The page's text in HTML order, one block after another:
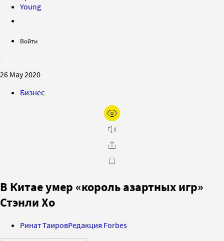
Young
Войти
26 May 2020
Бизнес
В Китае умер «король азартных игр»
Стэнли Хо
Ринат ТаировРедакция Forbes